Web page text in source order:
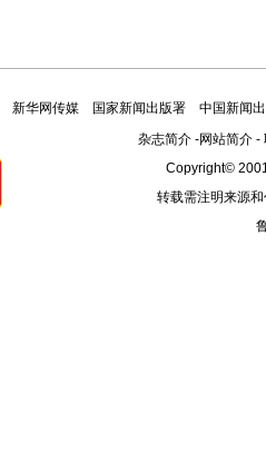
新华网传媒 国家新闻出版署
中国新闻
杂志简介-网站简介-
Copyright©
转载需注明来源